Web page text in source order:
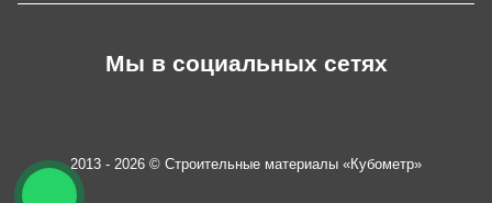
Мы в социальных сетях
2013 - 2026 © Строительные материалы «Кубометр»